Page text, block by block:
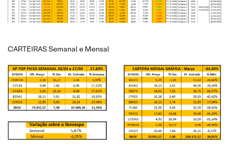
CARTEIRAS Semanal e Mensal